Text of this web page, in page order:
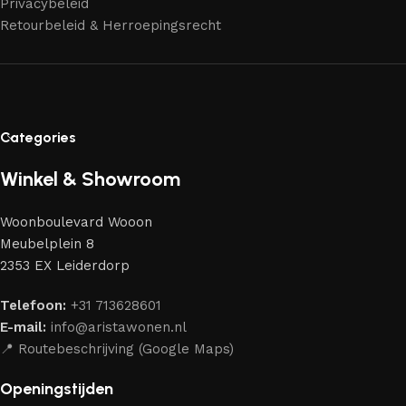
aantrekkelijk design en optimale veiligheid — zodat je
Privacybeleid
Retourbeleid & Herroepingsrecht
Categories
Winkel & Showroom
Woonboulevard Wooon
Meubelplein 8
2353 EX Leiderdorp
Telefoon: +31 713628601
E-mail: info@aristawonen.nl
📍 Routebeschrijving (Google Maps)
Openingstijden